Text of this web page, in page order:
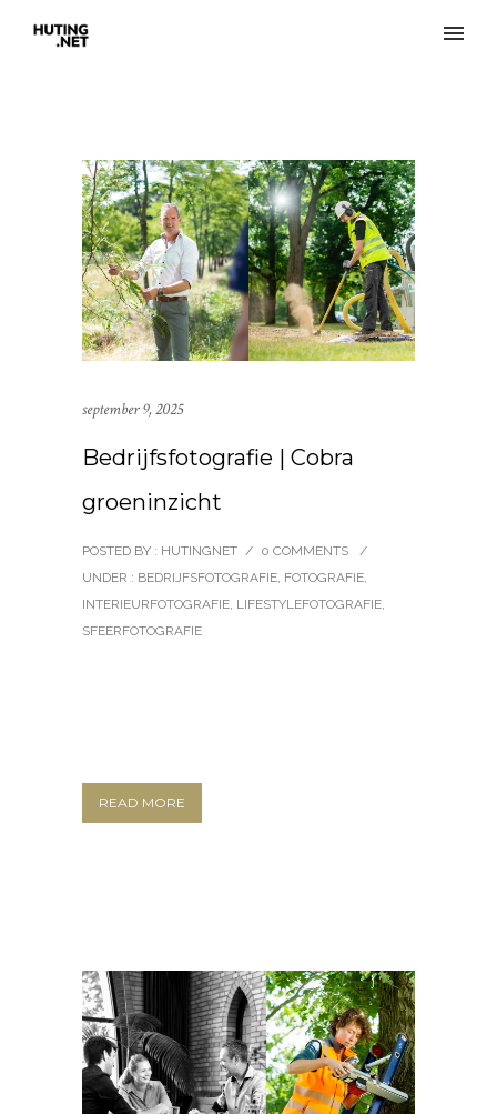
september 9, 2025
Bedrijfsfotografie | Cobra
groeninzicht
POSTED BY : HUTINGNET / 0 COMMENTS
/
UNDER : BEDRIJFSFOTOGRAFIE, FOTOGRAFIE,
INTERIEURFOTOGRAFIE, LIFESTYLEFOTOGRAFIE,
SFEERFOTOGRAFIE
READ MORE